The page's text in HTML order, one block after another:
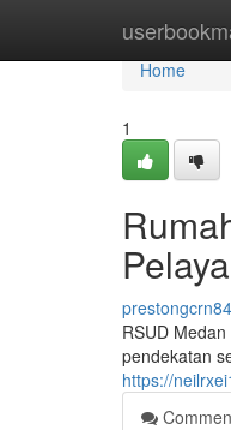
Home
Home
1
RSUD
pendekatan
https://